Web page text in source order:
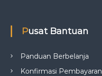
Pusat Bantuan
Panduan Berbelanja
Konfirmasi Pembayaran